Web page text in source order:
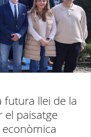
futura llei de la